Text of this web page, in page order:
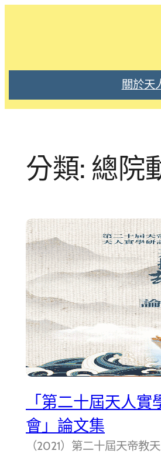
容
關於天
分類: 總院
「第二十屆天人實
會」論文集
（2021）第二十屆天帝教